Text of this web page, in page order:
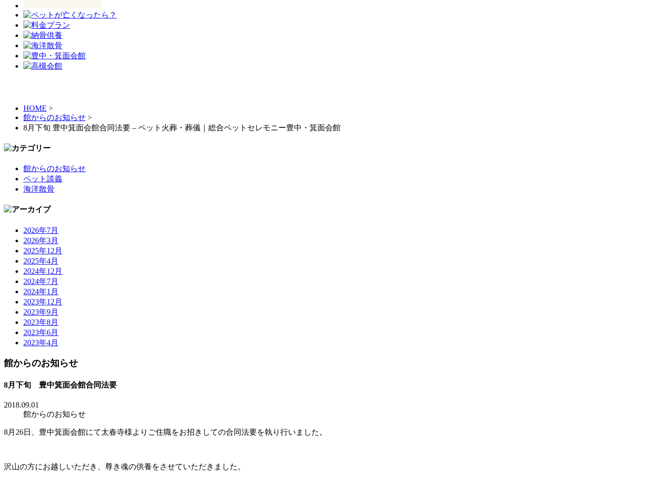
HOME >
館からのお知らせ >
8月下旬 豊中箕面会館合同法要 – ペット火葬・葬儀｜総合ペットセレモニー豊中・箕面会館
館からのお知らせ
ペット談義
海洋散骨
2026年7月
2026年3月
2025年12月
2025年4月
2024年12月
2024年7月
2024年1月
2023年12月
2023年9月
2023年8月
2023年6月
2023年4月
館からのお知らせ
8月下旬 豊中箕面会館合同法要
2018.09.01
館からのお知らせ
8月26日、豊中箕面会館にて太春寺様よりご住職をお招きしての合同法要を執り行いました。
沢山の方にお越しいただき、尊き魂の供養をさせていただきました。